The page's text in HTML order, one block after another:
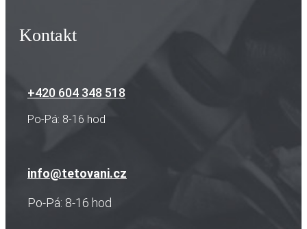
Kontakt
+420 604 348 518
Po-Pá: 8-16 hod
info@tetovani.cz
Po-Pá: 8-16 hod